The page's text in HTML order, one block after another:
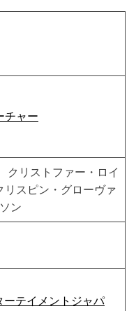
チャー
リストファー・ロイ
スピン・グローヴァ
ン
ーテイメントジャパ